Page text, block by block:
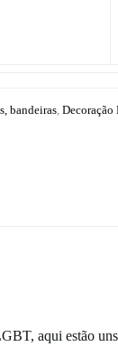
bandeiras Decoração
aqui estão